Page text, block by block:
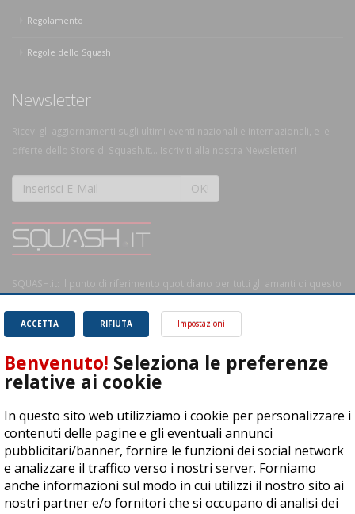
Regolamento
Regole dello Squash
Newsletter
Ricevi gli aggiornamenti sugli ultimi eventi nazionali e internazionali, e le
offerte dello Store di Squash.it... Iscriviti alla nostra Newsletter!
OK!
SQUASH.it: Il punto di riferimento quotidiano per tutti gli amanti di questo
RIFIUTA
ACCETTA Impostazioni
Benvenuto! Seleziona le preferenze
relative ai cookie
In questo sito web utilizziamo i cookie per personalizzare i
contenuti delle pagine e gli eventuali annunci
pubblicitari/banner, fornire le funzioni dei social network
e analizzare il traffico verso i nostri server. Forniamo
anche informazioni sul modo in cui utilizzi il nostro sito ai
nostri partner e/o fornitori che si occupano di analisi dei
04278030988
© Copyright 2015 | All Rights Reserved - Powered byDynDevice
Privacy Policy Cookie Policy Accessibilità Sitemap